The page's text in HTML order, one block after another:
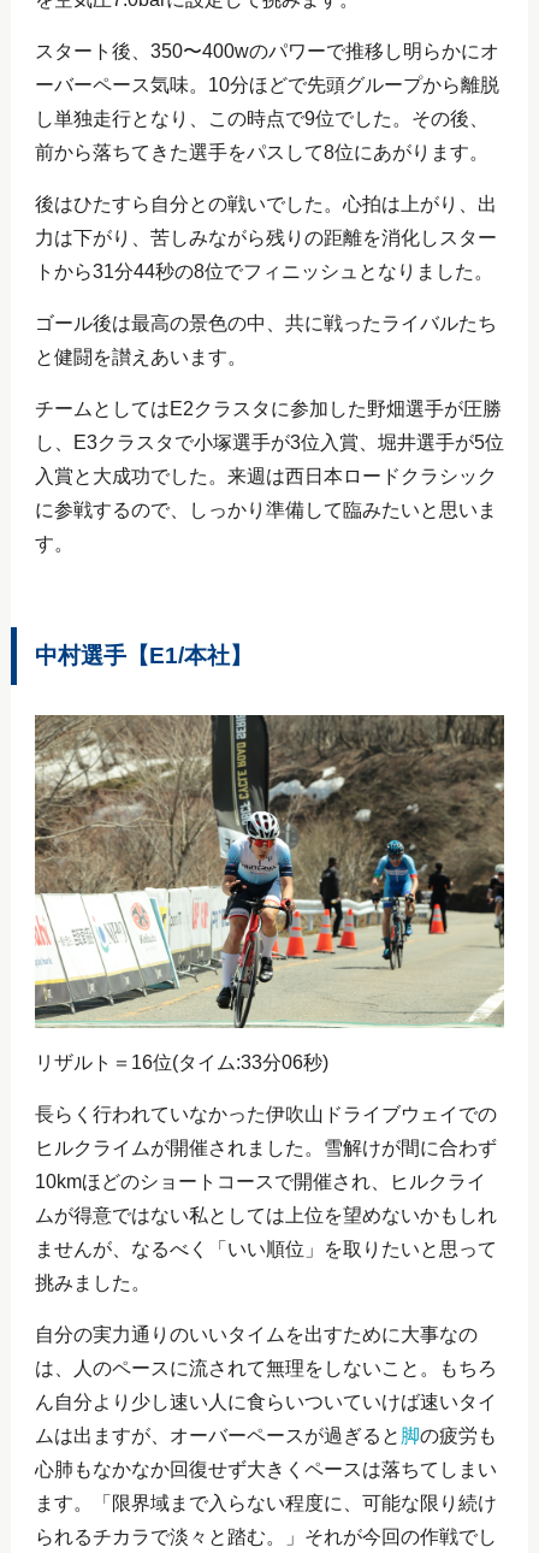
スタート後、350〜400wのパワーで推移し明らかにオ
ーバーペース気味。10分ほどで先頭グループから離脱
し単独走行となり、この時点で9位でした。その後、
前から落ちてきた選手をパスして8位にあがります。
後はひたすら自分との戦いでした。心拍は上がり、出
力は下がり、苦しみながら残りの距離を消化しスター
トから31分44秒の8位でフィニッシュとなりました。
ゴール後は最高の景色の中、共に戦ったライバルたち
と健闘を讃えあいます。
チームとしてはE2クラスタに参加した野畑選手が圧勝
し、E3クラスタで小塚選手が3位入賞、堀井選手が5位
入賞と大成功でした。来週は西日本ロードクラシック
に参戦するので、しっかり準備して臨みたいと思いま
す。
中村選手【E1/本社】
リザルト＝16位(タイム:33分06秒)
長らく行われていなかった伊吹山ドライブウェイでの
ヒルクライムが開催されました。雪解けが間に合わず
10kmほどのショートコースで開催され、ヒルクライ
ムが得意ではない私としては上位を望めないかもしれ
ませんが、なるべく「いい順位」を取りたいと思って
挑みました。
自分の実力通りのいいタイムを出すために大事なの
は、人のペースに流されて無理をしないこと。もちろ
ん自分より少し速い人に食らいついていけば速いタイ
ムは出ますが、オーバーペースが過ぎると 脚の疲労も
心肺もなかなか回復せず大きくペースは落ちてしまい
ます。「限界域まで入らない程度に、可能な限り続け
られるチカラで淡々と踏む。」それが今回の作戦でし